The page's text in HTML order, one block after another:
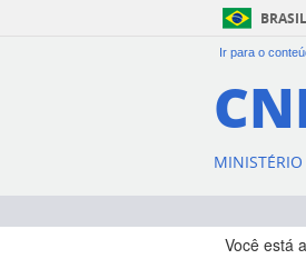
BRASIL
Ir para o
Você está